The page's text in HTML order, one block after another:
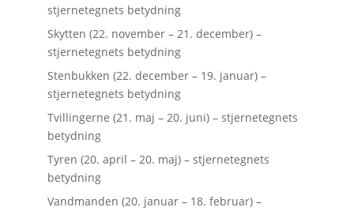
stjernetegnets betydning
Skytten (22. november – 21. december) –
stjernetegnets betydning
Stenbukken (22. december – 19. januar) –
stjernetegnets betydning
Tvillingerne (21. maj – 20. juni) – stjernetegnets
betydning
Tyren (20. april – 20. maj) – stjernetegnets
betydning
Vandmanden (20. januar – 18. februar) –